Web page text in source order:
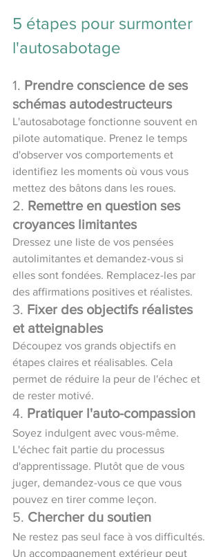
5 étapes pour surmonter
l'autosabotage
1. Prendre conscience de ses
schémas autodestructeurs
L'autosabotage fonctionne souvent en
pilote automatique. Prenez le temps
d'observer vos comportements et
identifiez les moments où vous vous
mettez des bâtons dans les roues.
2. Remettre en question ses
croyances limitantes
Dressez une liste de vos pensées
autolimitantes et demandez-vous si
elles sont fondées. Remplacez-les par
des affirmations positives et réalistes.
3. Fixer des objectifs réalistes
et atteignables
Découpez vos grands objectifs en
étapes claires et réalisables. Cela
permet de réduire la peur de l'échec et
de rester motivé.
4. Pratiquer l'auto-compassion
Soyez indulgent avec vous-même.
L'échec fait partie du processus
d'apprentissage. Plutôt que de vous
juger, demandez-vous ce que vous
pouvez en tirer comme leçon.
5. Chercher du soutien
Ne restez pas seul face à vos difficultés.
Un accompagnement extérieur peut